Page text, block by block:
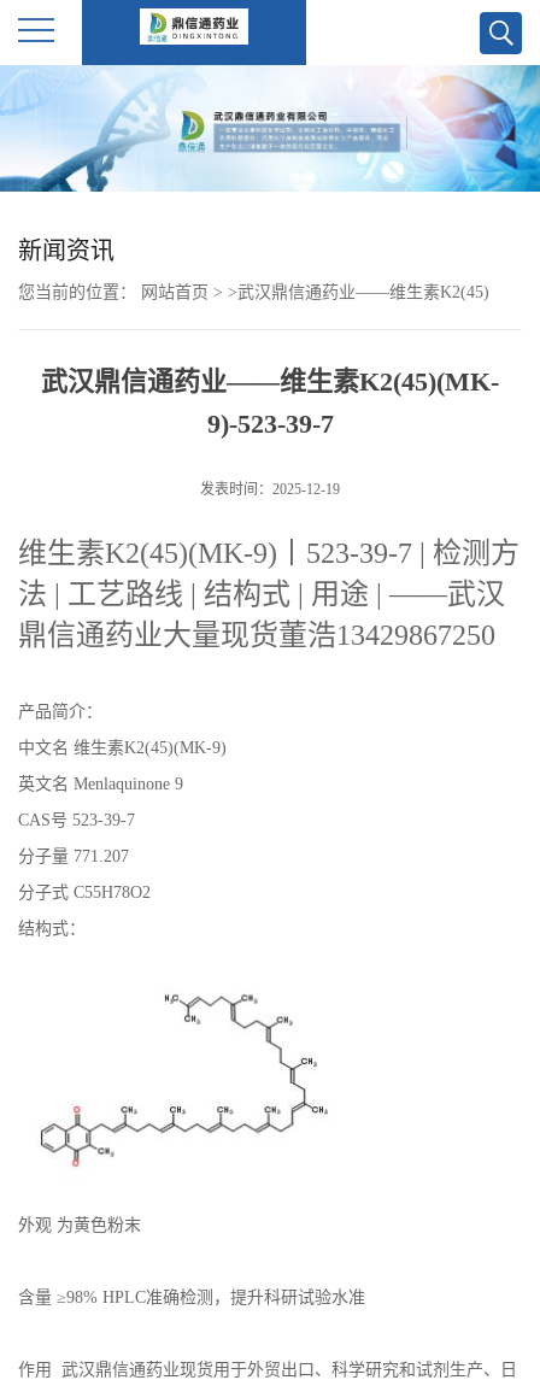
公
司
书
誉
产
展
系
在
线
新闻资讯
您当前的位置： 网站首页 > >武汉鼎信通药业——维生素K2(45)
武汉鼎信通药业——维生素K2(45)(MK-
9)-523-39-7
发表时间：2025-12-19
维生素K2(45)(MK-9)丨523-39-7 | 检测方
法 | 工艺路线 | 结构式 | 用途 | ——武汉
鼎信通药业大量现货董浩13429867250
产品简介：
中文名 维生素K2(45)(MK-9)
英文名 Menlaquinone 9
CAS号 523-39-7
分子量 771.207
分子式 C55H78O2
结构式：
外观 为黄色粉末
含量 ≥98% HPLC准确检测，提升科研试验水准
作用 武汉鼎信通药业现货用于外贸出口、科学研究和试剂生产、日